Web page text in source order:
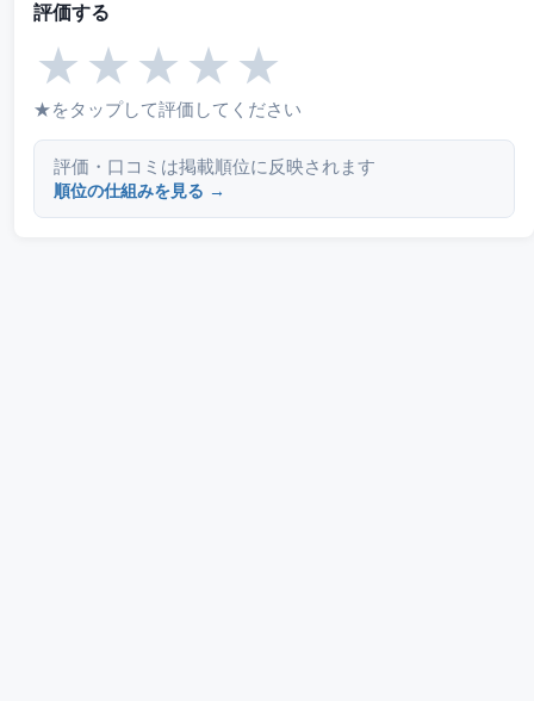
評価する
★ ★ ★ ★ ★
★をタップして評価してください
評価・口コミは掲載順位に反映されます
順位の仕組みを見る →